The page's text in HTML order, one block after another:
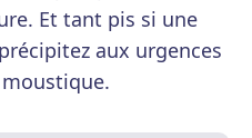
Et tant pis si une
aux urgences